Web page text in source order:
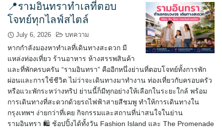
📍รามอินทราทำเลที่ตอบ
โจทย์ทุกไลฟ์สไตล์
July 6, 2026 บทความ
หากกำลังมองหาทำเลที่เดินทางสะดวก มี
แหล่งท่องเที่ยว ร้านอาหาร ห้างสรรพสินค้า
และที่พักครบครัน “รามอินทรา” คืออีกหนึ่งย่านที่ตอบโจทย์ทั้งการพัก
ผ่อนและการใช้ชีวิต ไม่ว่าจะเดินทางมาทำงาน ท่องเที่ยวกับครอบครัว
หรือแวะพักระหว่างทริป ย่านนี้ก็มีทุกอย่างให้เลือกในระยะใกล้ พร้อม
การเดินทางที่สะดวกด้วยรถไฟฟ้าสายสีชมพู ทำให้การเดินทางใน
กรุงเทพฯ ง่ายกว่าที่เคย กิจกรรมและสถานที่น่าสนใจในย่าน
รามอินทรา 🛍️ ช้อปปิ้งได้ทั้งวัน Fashion Island และ The Promenade